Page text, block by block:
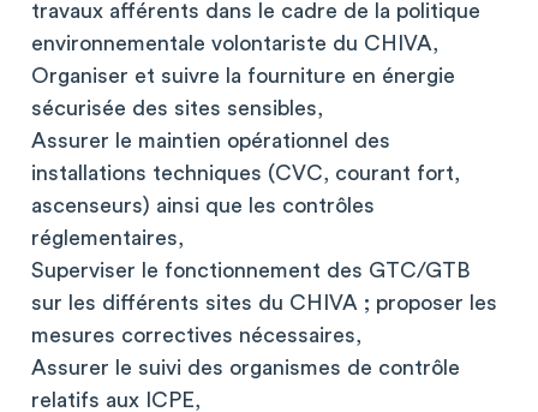
travaux afférents dans le cadre de la politique
environnementale volontariste du CHIVA,
Organiser et suivre la fourniture en énergie
sécurisée des sites sensibles,
Assurer le maintien opérationnel des
installations techniques (CVC, courant fort,
ascenseurs) ainsi que les contrôles
réglementaires,
Superviser le fonctionnement des GTC/GTB
sur les différents sites du CHIVA ; proposer les
mesures correctives nécessaires,
Assurer le suivi des organismes de contrôle
relatifs aux ICPE,